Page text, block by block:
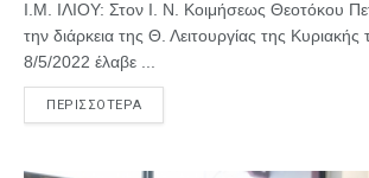
Ι.Μ. ΙΛΙΟΥ: Στον Ι. Ν. Κοιμήσεως Θεοτόκου
την διάρκεια της Θ. Λειτουργίας της
8/5/2022 έλαβε ...
ΠΕΡΙΣΣΟΤΕΡΑ